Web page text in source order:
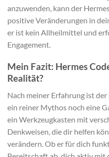
anzuwenden, kann der
positive Veränderungen in
er ist kein Allheilmittel und
Engagement.
Mein Fazit: Hermes
Realität?
Nach meiner Erfahrung ist der
ein reiner Mythos noch eine
ein Werkzeugkasten mit
Denkweisen, die dir helfen
verändern. Ob er für dich